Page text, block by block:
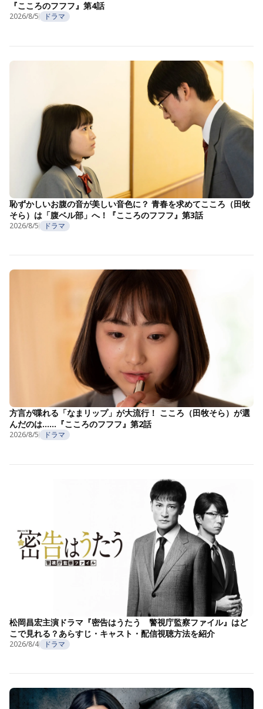
『こころのフフフ』第4話
2026/8/5 ドラマ
恥ずかしいお腹の音が美しい音色に？ 青春を求めてこころ（田牧
そら）は「腹ベル部」へ！『こころのフフフ』第3話
2026/8/5 ドラマ
方言が喋れる「なまリップ」が大流行！ こころ（田牧そら）が選
んだのは……『こころのフフフ』第2話
2026/8/5 ドラマ
松岡昌宏主演ドラマ『密告はうたう 警視庁監察ファイル』はど
こで見れる？あらすじ・キャスト・配信視聴方法を紹介
2026/8/4 ドラマ